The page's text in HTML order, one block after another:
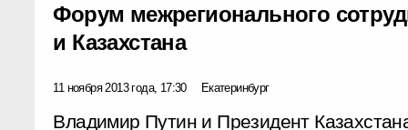
Форум межрегионального
и Казахстана
11 ноября 2013 года, 17:30 Екатеринбург
Владимир Путин и Президент